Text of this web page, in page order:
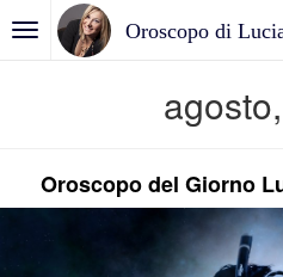
Oroscopo di
Oroscopo del Giorno